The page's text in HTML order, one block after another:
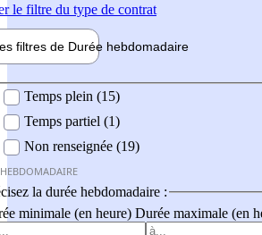
le filtre du type de contrat
filtres de Durée hebdomadaire
Temps plein (15)
Temps partiel (1)
Non renseignée (19)
la durée hebdomadaire :
minimale (en heure) Durée maximale (en